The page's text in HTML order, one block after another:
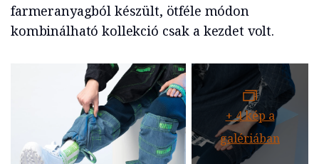
farmeranyagból készült, ötféle módon
kombinálható kollekció csak a kezdet volt.
+4kép a
galériában